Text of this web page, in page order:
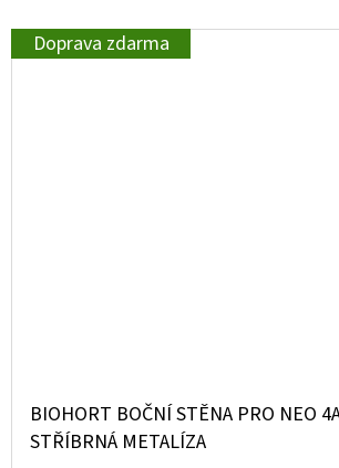
Doprava zdarma
BIOHORT BOČNÍ STĚNA PRO NEO
STŘÍBRNÁ METALÍZA